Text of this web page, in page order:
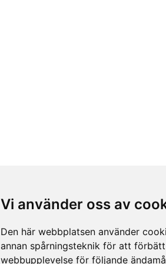
Vi använder oss av
Den här webbplatsen använder
annan spårningsteknik för att
webbupplevelse för följande